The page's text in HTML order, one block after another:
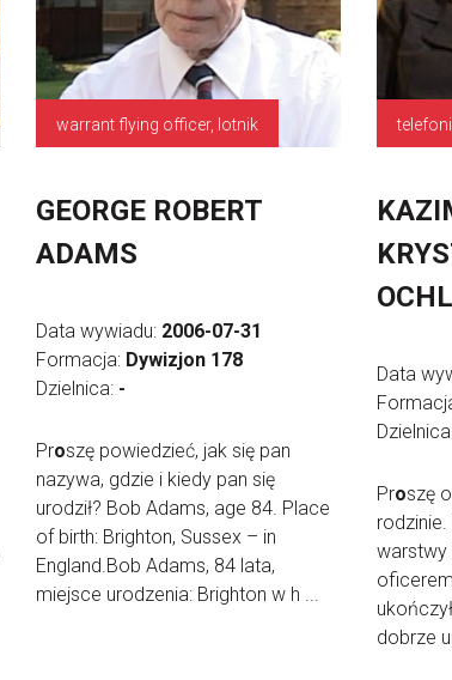
warrant flying officer, lotnik
GEORGE ROBERT
ADAMS
Data wywiadu: 2006-07-31
Formacja: Dywizjon 178
Dzielnica: -
Proszę powiedzieć, jak się pan
nazywa, gdzie i kiedy pan się
urodził? Bob Adams, age 84. Place
of birth: Brighton, Sussex – in
England.Bob Adams, 84 lata,
miejsce urodzenia: Brighton w h ...
Data
Proszę
warstwy
dobrze